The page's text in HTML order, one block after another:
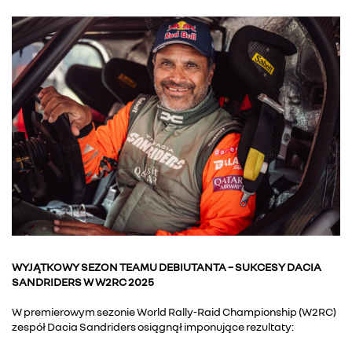
WYJĄTKOWY SEZON TEAMU DEBIUTANTA – SUKCESY DACIA
SANDRIDERS W W2RC 2025
W premierowym sezonie World Rally-Raid Championship (W2RC)
zespół Dacia Sandriders osiągnął imponujące rezultaty: